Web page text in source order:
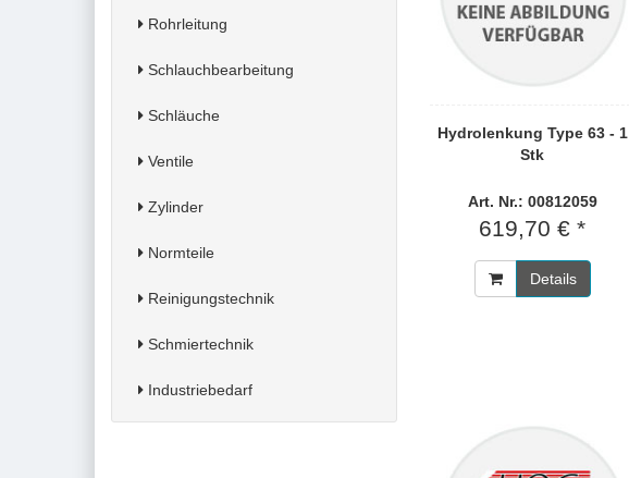
Rohrleitung
Schlauchbearbeitung
Schläuche
Ventile
Zylinder
Normteile
Reinigungstechnik
Schmiertechnik
Industriebedarf
Hydrolenkung Type 63 - 1
Stk
Art. Nr.: 00812059
619,70 € *
Details